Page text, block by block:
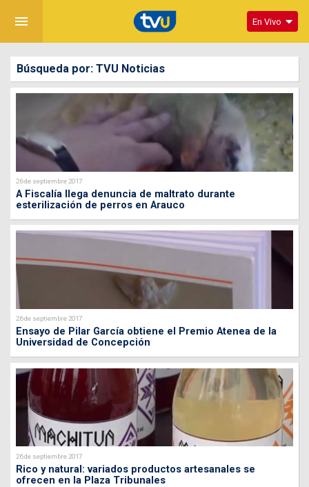
menu En Vivo
Búsqueda por: TVU Noticias
26 de septiembre 2017
A Fiscalía llega denuncia de maltrato durante
esterilización de perros en Arauco
26 de septiembre 2017
Ensayo de Pilar García obtiene el Premio Atenea de la
Universidad de Concepción
26 de septiembre 2017
Rico y natural: variados productos artesanales se
ofrecen en la Plaza Tribunales